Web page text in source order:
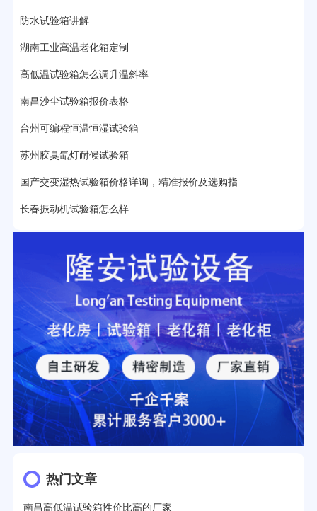
22分钟前用户提问：
25分钟前用户提问：老化箱和干燥箱区别？
27分钟前用户提问：移动电源老化柜与电池柜的区别？
32分钟前用户提问：氙灯老化试验箱价格多少？
2分钟前用户提问：大型高温老化房价格多少钱？
防水试验箱讲解
湖南工业高温老化箱定制
高低温试验箱怎么调升温斜率
南昌沙尘试验箱报价表格
台州可编程恒温恒湿试验箱
苏州胶臭氙灯耐候试验箱
国产交变湿热试验箱价格详询，精准报价及选购指
长春振动机试验箱怎么样
热门文章
南昌高低温试验箱性价比高的厂家